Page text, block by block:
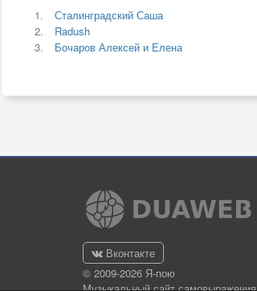
Сталинградский Саша
Radush
Бочаров Алексей и Елена
Вконтакте
© 2009-2026 Я-пою